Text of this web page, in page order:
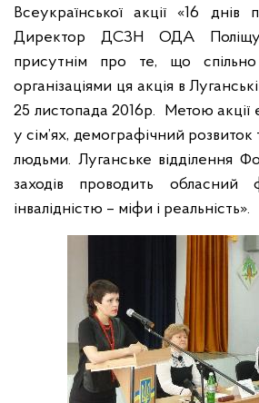
Всеукраїнської акції «16 днів
Директор ДСЗН ОДА
присутнім про те, що
організаціями ця акція в
25 листопада 2016р.
Метою акції
у сім’ях, демографічний розвиток
людьми. Луганське відділення
заходів проводить
інвалідністю – міфи і реальність».